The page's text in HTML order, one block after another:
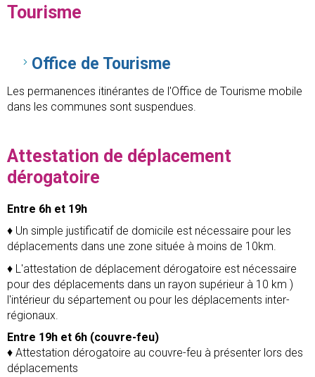
Tourisme
Office de Tourisme
Les permanences itinérantes de l'Office de Tourisme mobile
dans les communes sont suspendues.
Attestation de déplacement
dérogatoire
Entre 6h et 19h
♦ Un simple justificatif de domicile est nécessaire pour les
déplacements dans une zone située à moins de 10km.
♦ L'attestation de déplacement dérogatoire est nécessaire
pour des déplacements dans un rayon supérieur à 10 km )
l'intérieur du sépartement ou pour les déplacements inter-
régionaux.
Entre 19h et 6h (couvre-feu)
♦ Attestation dérogatoire au couvre-feu à présenter lors des
déplacements